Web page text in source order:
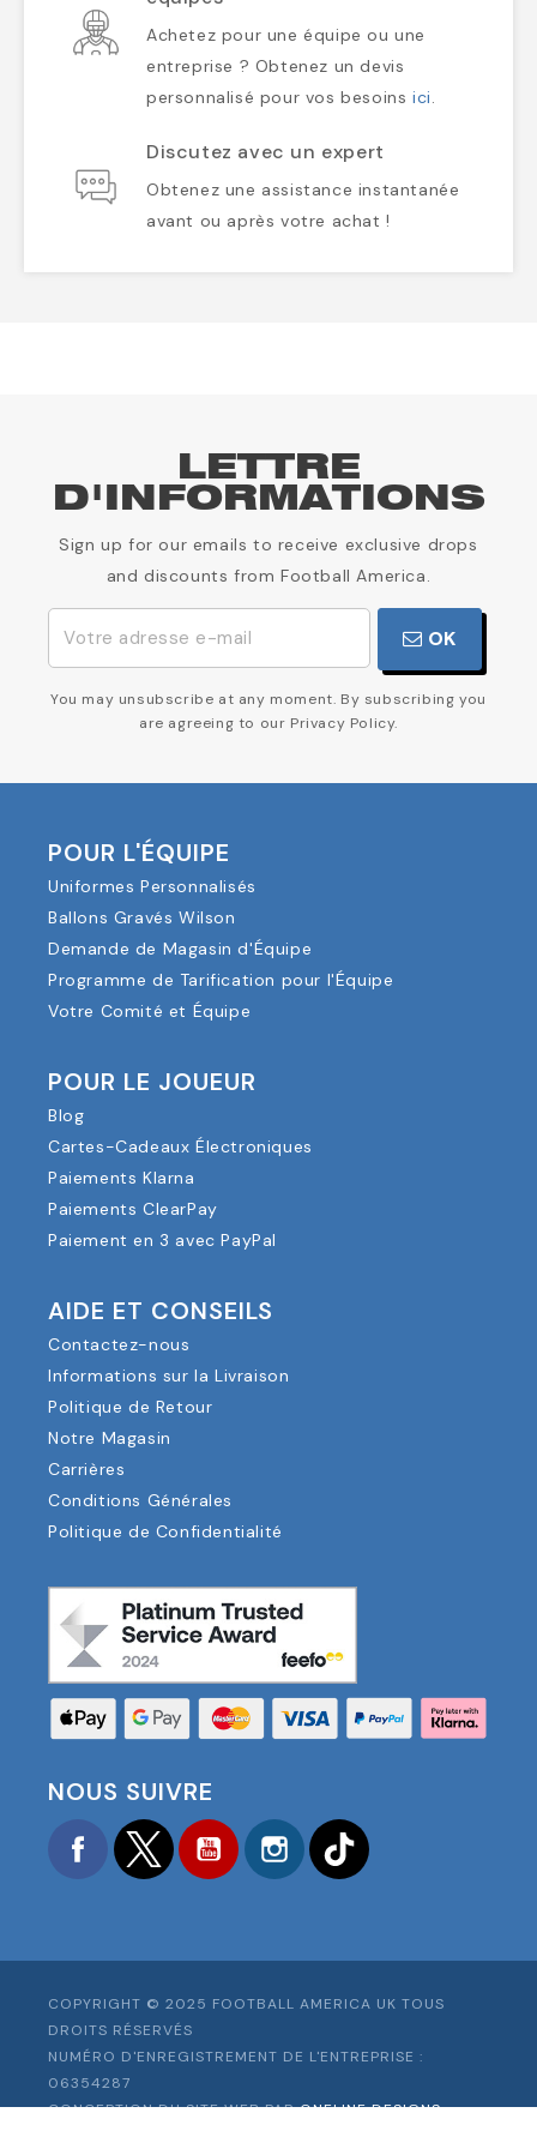
Achetez pour une équipe ou une
entreprise ? Obtenez un devis
personnalisé pour vos besoinsici.
Discutez avec un expert
Obtenez une assistance instantanée
avant ou après votre achat !
LETTRE
D'INFORMATIONS
Sign up for our emails to receive exclusive drops
and discounts from Football America.
OK
You may unsubscribe at any moment. By subscribing you
are agreeing to our Privacy Policy.
POUR L'ÉQUIPE
Uniformes Personnalisés
Ballons Gravés Wilson
Demande de Magasin d'Équipe
Programme de Tarification pour l'Équipe
Votre Comité et Équipe
POUR LE JOUEUR
Blog
Cartes-Cadeaux Électroniques
Paiements Klarna
Paiements ClearPay
Paiement en 3 avec PayPal
AIDE ET CONSEILS
Contactez-nous
Informations sur la Livraison
Politique de Retour
Notre Magasin
Carrières
Conditions Générales
Politique de Confidentialité
NOUS SUIVRE
FacebookTwitter YouTubeInstagram
COPYRIGHT © 2025 FOOTBALL AMERICA UK TOUS
DROITS RÉSERVÉS
NUMÉRO D'ENREGISTREMENT DE L'ENTREPRISE :
06354287
CONCEPTION DU SITE WEB PARONELINE DESIGNS